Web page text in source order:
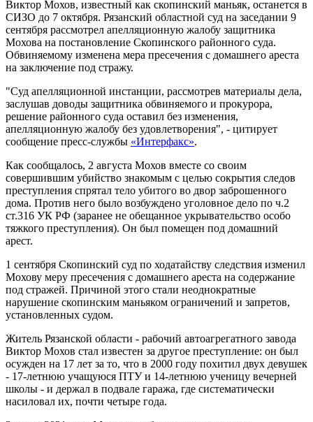
Виктор Мохов, известный как скопинский маньяк, останется в
СИЗО до 7 октября. Рязанский областной суд на заседании 9
сентября рассмотрел апелляционную жалобу защитника
Мохова на постановление Скопинского районного суда.
Обвиняемому изменена мера пресечения с домашнего ареста
на заключение под стражу.
"Суд апелляционной инстанции, рассмотрев материалы дела,
заслушав доводы защитника обвиняемого и прокурора,
решение районного суда оставил без изменения,
апелляционную жалобу без удовлетворения", - цитирует
сообщение пресс-службы «Интерфакс».
Как сообщалось, 2 августа Мохов вместе со своим
совершившим убийство знакомым с целью сокрытия следов
преступления спрятал тело убитого во двор заброшенного
дома. Против него было возбуждено уголовное дело по ч.2
ст.316 УК РФ (заранее не обещанное укрывательство особо
тяжкого преступления). Он был помещен под домашний
арест.
1 сентября Скопинский суд по ходатайству следствия изменил
Мохову меру пресечения с домашнего ареста на содержание
под стражей. Причиной этого стали неоднократные
нарушение скопинским маньяком ограничений и запретов,
установленных судом.
Житель Рязанской области - рабочий автоагрегатного завода
Виктор Мохов стал известен за другое преступление: он был
осужден на 17 лет за то, что в 2000 году похитил двух девушек
- 17-летнюю учащуюся ПТУ и 14-летнюю ученицу вечерней
школы - и держал в подвале гаража, где систематически
насиловал их, почти четыре года.